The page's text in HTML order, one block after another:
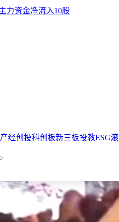
产经创投科创板新三板投教ESG